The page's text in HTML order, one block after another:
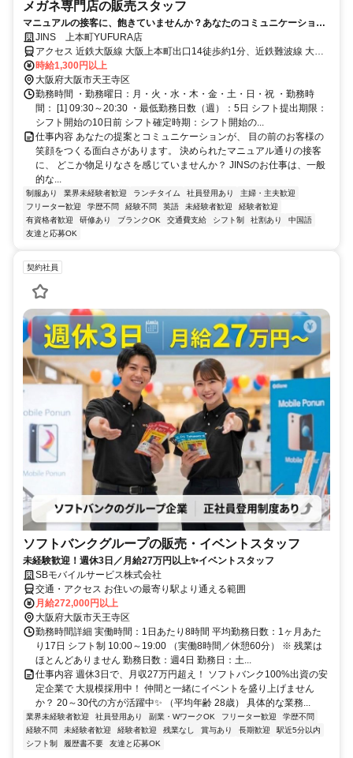
メガネ専門店の販売スタッフ
マニュアルの接客に、飽きていませんか？あなたのコミュニケーション
力・提案力を活かし、お客様の日常を変えるプロの接客へ。
JINS 上本町YUFURA店
アクセス 近鉄大阪線 大阪上本町出口14徒歩約1分、近鉄難波線 大阪
上本町出口14徒歩約1分、近鉄奈良線 大阪上本町出口14徒歩約1分 大
阪上本町駅直結
時給1,300円以上
大阪府大阪市天王寺区
勤務時間 ・勤務曜日：月・火・水・木・金・土・日・祝 ・勤務時
間： [1] 09:30～20:30 ・最低勤務日数（週）：5日 シフト提出期限：
シフト開始の10日前 シフト確定時期：シフト開始の...
仕事内容 あなたの提案とコミュニケーションが、 目の前のお客様の
笑顔をつくる面白さがあります。 決められたマニュアル通りの接客
に、 どこか物足りなさを感じていませんか？ JINSのお仕事は、一般
的な...
制服あり 業界未経験者歓迎 ランチタイム 社員登用あり
主婦・主夫歓迎
フリーター歓迎
学歴不問 経験不問 英語 未経験者歓迎
経験者歓迎
有資格者歓迎
研修あり ブランクOK 交通費支給 シフト制 社割あり
中国語
友達と応募OK
契約社員
ソフトバンクグループの販売・イベントスタッフ
未経験歓迎！週休3日／月給27万円以上✨イベントスタッフ
SBモバイルサービス株式会社
交通・アクセス お住いの最寄り駅より通える範囲
月給272,000円以上
大阪府大阪市天王寺区
勤務時間詳細 実働時間：1日あたり8時間 平均勤務日数：1ヶ月あた
り17日 シフト制 10:00～19:00 （実働8時間／休憩60分） ※ 残業は
ほとんどありません 勤務日数：週4日 勤務日：土...
仕事内容 週休3日で、月収27万円超え！ ソフトバンク100%出資の安
定企業で 大規模採用中！ 仲間と一緒にイベントを盛り上げません
か？ 20～30代の方が活躍中✨ （平均年齢 28歳） 具体的な業務...
業界未経験者歓迎 社員登用あり 副業・WワークOK フリーター歓迎
学歴不問
経験不問
未経験者歓迎 経験者歓迎 残業なし 賞与あり 長期歓迎
駅近5分以内
シフト制
履歴書不要 友達と応募OK